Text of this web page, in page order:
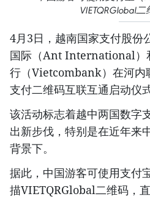
VIETQRGlobal
4月3日，越南国家支付股份
国际（Ant International）
行（Vietcombank）在河内
支付二维码互联互通启动仪式
该活动标志着越中两国数字
出新步伐，特别是在近年来
背景下。
据此，中国游客可使用支付
描VIETQRGlobal二维码，